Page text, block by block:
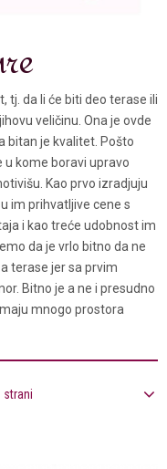
tj. da li će biti deo terase ili
veličinu. Ona je ovde
bitan je kvalitet. Pošto
u kome boravi upravo
Kao prvo izradjuju
im prihvatljive cene s
i kao treće udobnost im
da je vrlo bitno da ne
terase jer sa prvim
Bitno je a ne i presudno
mnogo prostora
strani